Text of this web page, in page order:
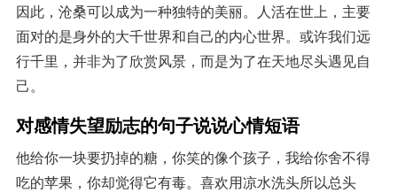
因此，沧桑可以成为一种独特的美丽。人活在世上，主要
面对的是身外的大千世界和自己的内心世界。或许我们远
行千里，并非为了欣赏风景，而是为了在天地尽头遇见自
己。
对感情失望励志的句子说说心情短语
他给你一块要扔掉的糖，你笑的像个孩子，我给你舍不得
吃的苹果，你却觉得它有毒。喜欢用凉水洗头所以总头